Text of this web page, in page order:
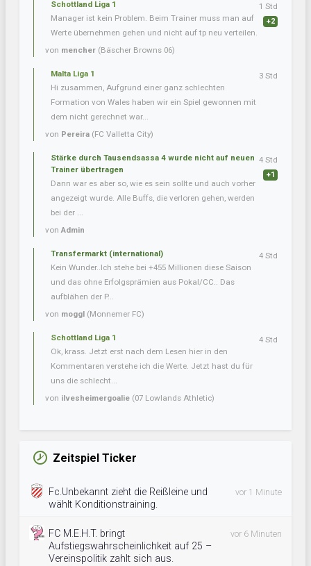
Schottland Liga 1
Manager ist kein Problem. Beim Trainer muss man auf
Werte übernehmen gehen und nicht auf tp neu verteilen.
von mencher (Bäscher Browns 06)
1 Std
+2
Malta Liga 1
Hi zusammen, Aufgrund einer ganz schlechten
Formation von Wales haben wir ein Spiel gewonnen mit
dem nicht gerechnet war...
von Pereira (FC Valletta City)
3 Std
Stärke durch Tausendsassa 4 wurde nicht auf neuen
Trainer übertragen
Dann war es aber so, wie es sein sollte und auch vorher
angezeigt wurde. Alle Buffs, die verloren gehen, werden
bei der ...
vonAdmin
4 Std
+1
Transfermarkt (international)
Kein Wunder..Ich stehe bei +455 Millionen diese Saison
und das ohne Erfolgsprämien aus Pokal/CC.. Das
aufblähen der P...
von moggl (Monnemer FC)
4 Std
Schottland Liga 1
Ok, krass. Jetzt erst nach dem Lesen hier in den
Kommentaren verstehe ich die Werte. Jetzt hast du für
uns die schlecht...
von ilvesheimergoalie (07 Lowlands Athletic)
4 Std
Zeitspiel Ticker
Fc.Unbekannt zieht die Reißleine und
wählt Konditionstraining.
vor 1 Minute
FC M.E.H.T. bringt
Aufstiegswahrscheinlichkeit auf 25 –
Vereinspolitik zahlt sich aus.
vor 6 Minuten